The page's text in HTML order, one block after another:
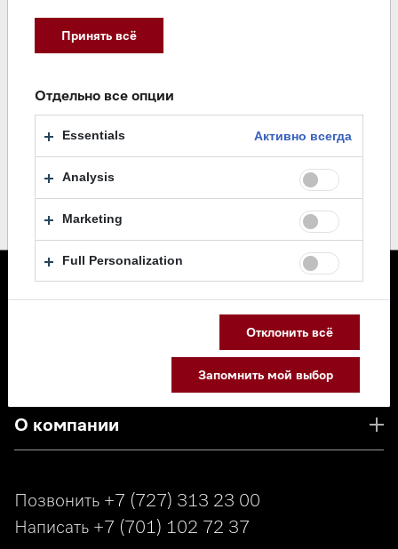
Принять всё
Отдельно все опции
Essentials Активно всегда
Analysis
Marketing
Full Personalization
Отклонить всё
Запомнить мой выбор
О компании
Позвонить +7 (727) 313 23 00
Написать +7 (701) 102 72 37